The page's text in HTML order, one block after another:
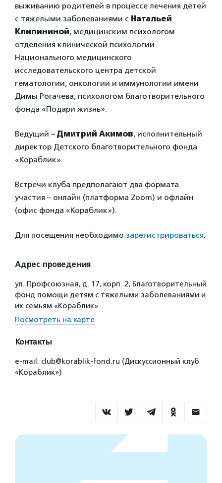
выживанию родителей в процессе лечения детей
с тяжелыми заболеваниями с Натальей
Клипининой, медицинским психологом
отделения клинической психологии
Национального медицинского
исследовательского центра детской
гематологии, онкологии и иммунологии имени
Димы Рогачева, психологом благотворительного
фонда «Подари жизнь».
Ведущий – Дмитрий Акимов, исполнительный
директор Детского благотворительного фонда
«Кораблик».
Встречи клуба предполагают два формата
участия – онлайн (платформа Zoom) и офлайн
(офис фонда «Кораблик»).
Для посещения необходимо зарегистрироваться.
Адрес проведения
ул. Профсоюзная, д. 17, корп. 2, Благотворительный
фонд помощи детям с тяжелыми заболеваниями и
их семьям «Кораблик»
Посмотреть на карте
Контакты
e-mail: club@korablik-fond.ru (Дискуссионный клуб
«Кораблик»)